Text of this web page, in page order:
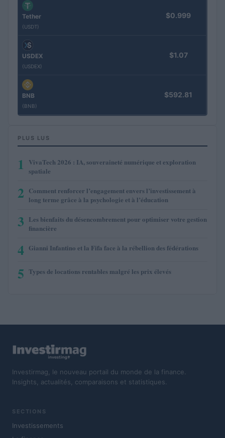
Tether
(USDT)
$0.999
USDEX
(USDEX)
$1.07
BNB
(BNB)
$592.81
PLUS LUS
1
VivaTech 2026 : IA, souveraineté numérique et exploration
spatiale
2 Comment renforcer l’engagement envers l’investissement à
long terme grâce à la psychologie et à l’éducation
3 Les bienfaits du désencombrement pour optimiser votre gestion
financière
4 Gianni Infantino et la Fifa face à la rébellion des fédérations
5 Types de locations rentables malgré les prix élevés
Investirmag, le nouveau portail du monde de la finance.
Insights, actualités, comparaisons et statistiques.
SECTIONS
Investissements